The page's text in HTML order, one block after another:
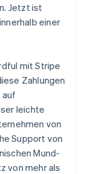
Jetzt ist
einer
mit Stripe
Zahlungen
leichte
von
Support von
Mund-
von mehr als